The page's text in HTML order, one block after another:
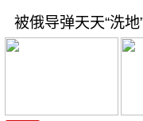
被俄导弹天天“洗地